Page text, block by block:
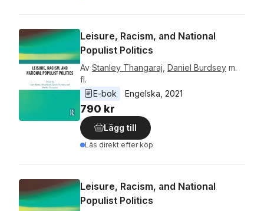
Leisure, Racism, and National
Populist Politics
Av Stanley Thangaraj, Daniel Burdsey m.
fl.
E-bok
Engelska, 2021
790 kr
Lägg till
Läs direkt efter köp
Leisure, Racism, and National
Populist Politics